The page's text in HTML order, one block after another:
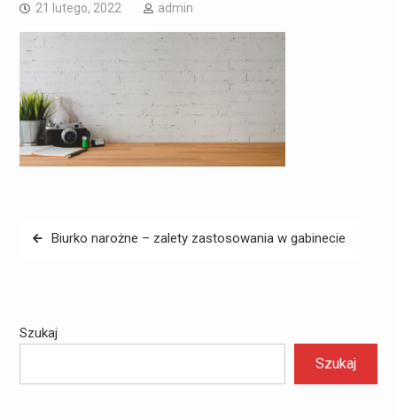
21 lutego, 2022 admin
Nawigacja
Biurko narożne – zalety zastosowania w gabinecie
Szukaj
Szukaj